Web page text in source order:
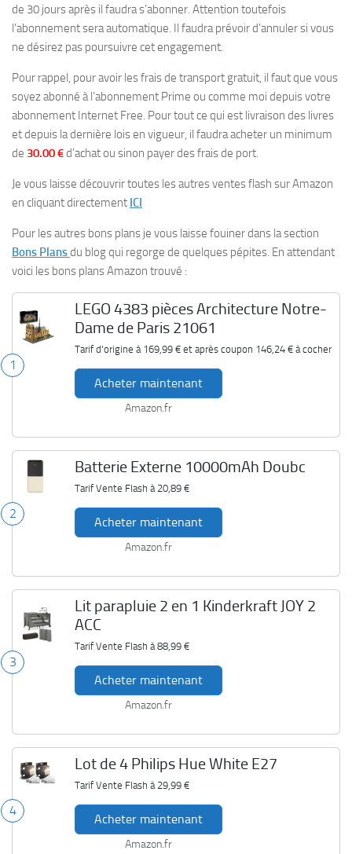
de 30 jours après il faudra s’abonner. Attention toutefois
l’abonnement sera automatique. Il faudra prévoir d’annuler si vous
ne désirez pas poursuivre cet engagement.
Pour rappel, pour avoir les frais de transport gratuit, il faut que vous
soyez abonné à l’abonnement Prime ou comme moi depuis votre
abonnement Internet Free. Pour tout ce qui est livraison des livres
et depuis la dernière lois en vigueur, il faudra acheter un minimum
de 30.00 €d’achat ou sinon payer des frais de port.
Je vous laisse découvrir toutes les autres ventes flash sur Amazon
en cliquant directement ICI
Pour les autres bons plans je vous laisse fouiner dans la section
Bons Plansdu blog qui regorge de quelques pépites. En attendant
voici les bons plans Amazon trouvé :
1
LEGO 4383 pièces Architecture Notre-
Dame de Paris 21061
Tarif d'origine à 169,99 €et après coupon 146,24 €à cocher
Acheter maintenant
Amazon.fr
2
Batterie Externe 10000mAh Doubc
Tarif Vente Flash à 20,89 €
Acheter maintenant
Amazon.fr
3
Lit parapluie 2 en 1 Kinderkraft JOY 2
ACC
Tarif Vente Flash à88,99 €
Acheter maintenant
Amazon.fr
4
Lot de 4 Philips Hue White E27
Tarif Vente Flash à 29,99 €
Acheter maintenant
Amazon.fr